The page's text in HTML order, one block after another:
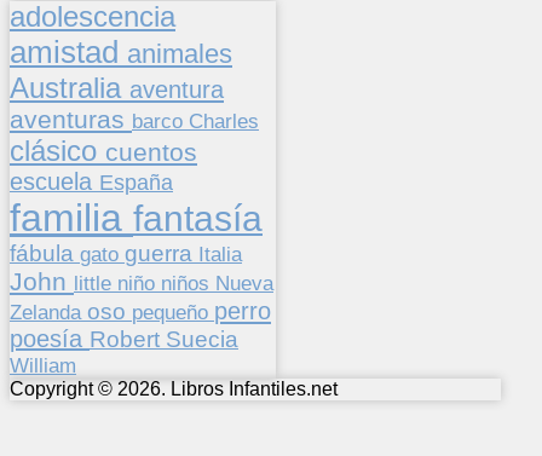
adolescencia
amistad animales
Australia aventura
aventuras barco Charles
clásico cuentos
escuela España
familia fantasía
fábula gato guerra Italia
John little niño niños Nueva
Zelanda oso pequeño perro
poesía Robert Suecia
William
Copyright © 2026. Libros Infantiles.net